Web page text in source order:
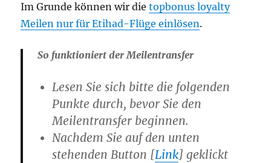
Im Grunde können wir dietopbonus loyalty
Meilen nur für Etihad-Flüge einlösen.
So funktioniert der Meilentransfer
Lesen Sie sich bitte die folgenden
Punkte durch, bevor Sie den
Meilentransfer beginnen.
Nachdem Sie auf den unten
stehenden Button [Link] geklickt